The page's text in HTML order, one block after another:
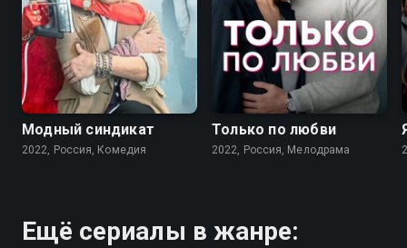
7.6
Модный синдикат
2022, Россия, Комедия
Только по любви
2022, Россия, Мелодрама
Ещё сериалы в жанре: